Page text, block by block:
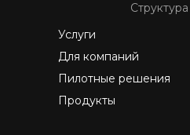
Продукты
Для компаний
Пилотные решения
Услуги